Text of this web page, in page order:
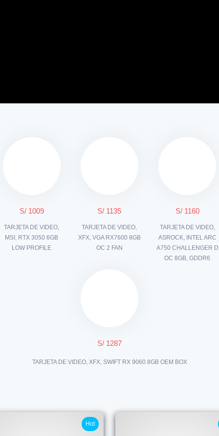
S/ 1009
TARJETA DE VIDEO,
MSI, RTX 3050 6GB
LOW PROFILE
S/ 1135
TARJETA DE VIDEO,
XFX, VGA RX7600 8GB
OC 2 FAN
S/ 1160
TARJETA DE VIDEO,
ASROCK, INTEL ARC
A750 CHALLENGER D
OC 8GB, GDDR6
S/ 1287
TARJETA DE VIDEO, XFX, SWIFT RX 9060 8GB OEM BOX
Hot